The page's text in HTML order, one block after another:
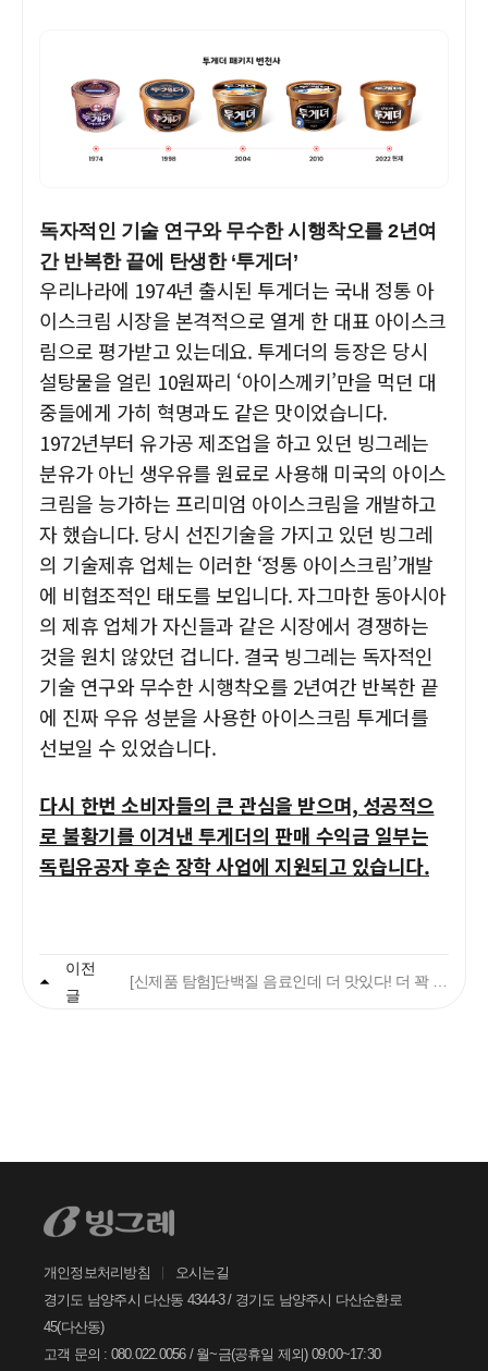
자주 묻는 질문에서 먼저 확인하세요.
빙그레
겠습니다.
1:1 문의하기
독자적인 기술 연구와 무수한 시행착오를 2년여
간 반복한 끝에 탄생한 ‘투게더’
우리나라에 1974년 출시된 투게더는 국내 정통 아
이스크림 시장을 본격적으로 열게 한 대표 아이스크
림으로 평가받고 있는데요. 투게더의 등장은 당시
설탕물을 얼린 10원짜리 ‘아이스께키’만을 먹던 대
중들에게 가히 혁명과도 같은 맛이었습니다.
1972년부터 유가공 제조업을 하고 있던 빙그레는
분유가 아닌 생우유를 원료로 사용해 미국의 아이스
크림을 능가하는 프리미엄 아이스크림을 개발하고
자 했습니다. 당시 선진기술을 가지고 있던 빙그레
의 기술제휴 업체는 이러한 ‘정통 아이스크림’개발
에 비협조적인 태도를 보입니다. 자그마한 동아시아
의 제휴 업체가 자신들과 같은시장에서 경쟁하는
것을 원치 않았던 겁니다. 결국 빙그레는 독자적인
기술 연구와 무수한 시행착오를 2년여간 반복한 끝
에 진짜 우유 성분을 사용한 아이스크림 투게더를
선보일 수 있었습니다.
다시 한번 소비자들의 큰 관심을 받으며, 성공적으
로 불황기를 이겨낸 투게더의 판매 수익금 일부는
독립유공자 후손 장학 사업에 지원되고 있습니다.
이전
글
[신제품 탐험]단백질 음료인데 더 맛있다! 더 꽉 찼다! 더:단백
개인정보처리방침
오시는길
경기도 남양주시 다산동 4344-3 / 경기도 남양주시 다산순환로
45(다산동)
고객 문의 : 080.022.0056 / 월~금(공휴일 제외) 09:00~17:30